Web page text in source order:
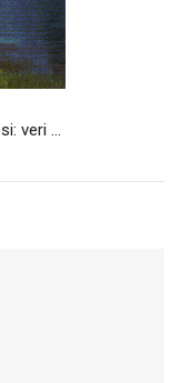
veri ...